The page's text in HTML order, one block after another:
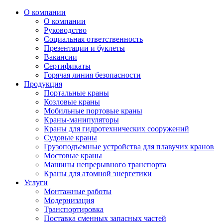
О компании
О компании
Руководство
Социальная ответственность
Презентации и буклеты
Вакансии
Сертификаты
Горячая линия безопасности
Продукция
Портальные краны
Козловые краны
Мобильные портовые краны
Краны-манипуляторы
Краны для гидротехнических сооружений
Судовые краны
Грузоподъемные устройства для плавучих кранов
Мостовые краны
Машины непрерывного транспорта
Краны для атомной энергетики
Услуги
Монтажные работы
Модернизация
Транспортировка
Поставка сменных запасных частей